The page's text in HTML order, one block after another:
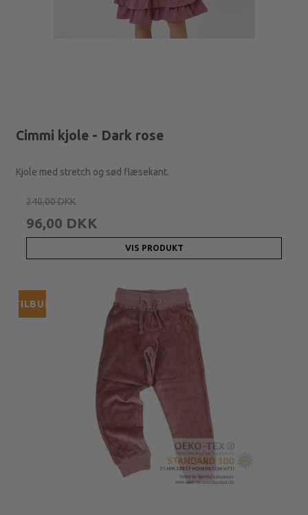
Cimmi kjole - Dark rose
Kjole med stretch og sød flæsekant.
240,00 DKK
96,00 DKK
VIS PRODUKT
TILBUD